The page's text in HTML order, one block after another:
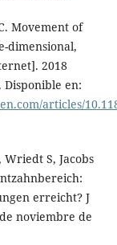
Movement of
dimensional,
2018
Disponible en:
articles/
S, Jacobs
erreicht? J
noviembre de